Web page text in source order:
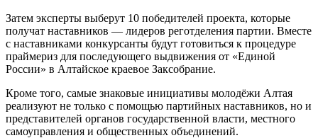
Затем эксперты выберут 10 победителей проекта, которые
получат наставников — лидеров реготделения партии. Вместе
с наставниками конкурсанты будут готовиться к процедуре
праймериз для последующего выдвижения от «Единой
России» в Алтайское краевое Заксобрание.
Кроме того, самые знаковые инициативы молодёжи Алтая
реализуют не только с помощью партийных наставников, но и
представителей органов государственной власти, местного
самоуправления и общественных объединений.